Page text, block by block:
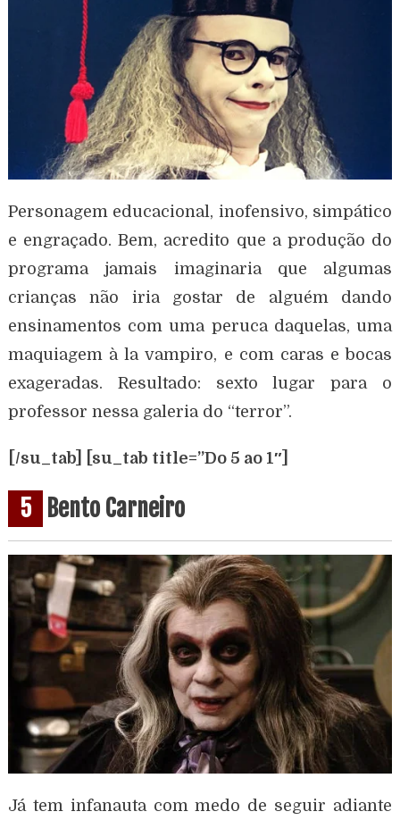
Personagem educacional, inofensivo, simpático
e engraçado. Bem, acredito que a produção do
programa jamais imaginaria que algumas
crianças não iria gostar de alguém dando
ensinamentos com uma peruca daquelas, uma
maquiagem à la vampiro, e com caras e bocas
exageradas. Resultado: sexto lugar para o
professor nessa galeria do “terror”.
[/su_tab] [su_tab title=”Do 5 ao 1″]
5 Bento Carneiro
Já tem infanauta com medo de seguir adiante